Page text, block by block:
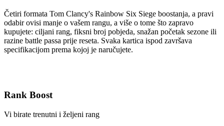
Četiri formata Tom Clancy's Rainbow Six Siege boostanja, a pravi
odabir ovisi manje o vašem rangu, a više o tome što zapravo
kupujete: ciljani rang, fiksni broj pobjeda, snažan početak sezone ili
razine battle passa prije reseta. Svaka kartica ispod završava
specifikacijom prema kojoj je naručujete.
Rank Boost
Vi birate trenutni i željeni rang